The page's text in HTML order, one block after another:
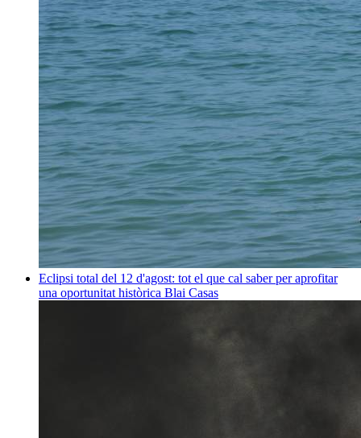
Eclipsi total del 12 d'agost: tot el que cal saber per aprofitar
una oportunitat històrica Blai Casas